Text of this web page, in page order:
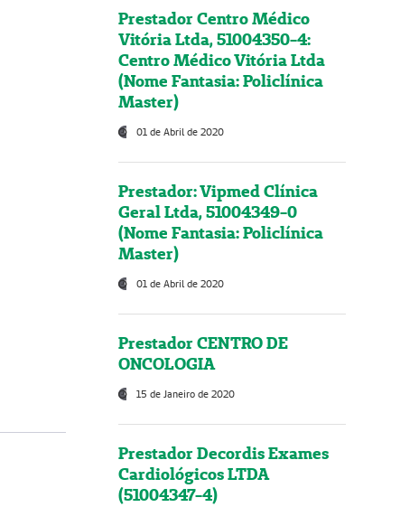
Prestador Centro Médico
Vitória Ltda, 51004350-4:
Centro Médico Vitória Ltda
(Nome Fantasia: Policlínica
Master)
01 de Abril de 2020
Prestador: Vipmed Clínica
Geral Ltda, 51004349-0
(Nome Fantasia: Policlínica
Master)
01 de Abril de 2020
Prestador CENTRO DE
ONCOLOGIA
15 de Janeiro de 2020
Prestador Decordis Exames
Cardiológicos LTDA
(51004347-4)